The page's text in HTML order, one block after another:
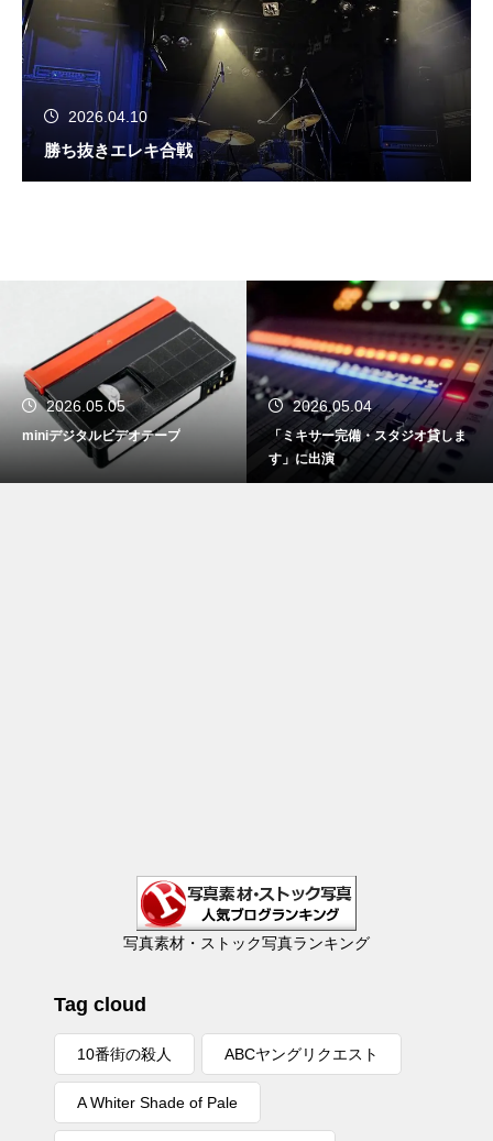
2026.04.10
勝ち抜きエレキ合戦
2026.05.05
miniデジタルビデオテープ
2026.05.04
「ミキサー完備・スタジオ貸しま
す」に出演
写真素材・ストック写真ランキング
Tag cloud
10番街の殺人 ABCヤングリクエスト
A Whiter Shade of Pale